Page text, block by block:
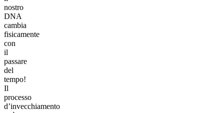
nostro
DNA
cambia
fisicamente
con
il
passare
del
tempo!
Il
processo
d’invecchiamento